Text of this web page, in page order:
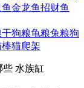
金龙鱼招财鱼
干狗粮龟粮兔粮狗
猫爬架
些 水族缸